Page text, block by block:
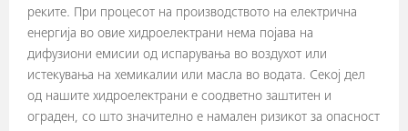
реките. При процесот на производството на електрична
енергија во овие хидроелектрани нема појава на
дифузиони емисии од испарувања во воздухот или
истекувања на хемикалии или масла во водата. Секој дел
од нашите хидроелектрани е соодветно заштитен и
ограден, со што значително е намален ризикот за опасност